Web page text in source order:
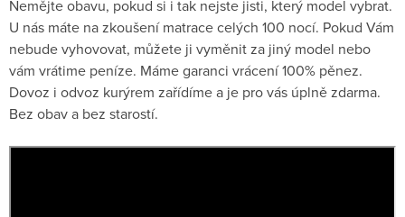
Nemějte obavu, pokud si i tak nejste jisti, který model vybrat.
U nás máte na zkoušení matrace celých 100 nocí. Pokud Vám
nebude vyhovovat, můžete ji vyměnit za jiný model nebo
vám vrátime peníze. Máme garanci vrácení 100% pěnez.
Dovoz i odvoz kurýrem zařídíme a je pro vás úplně zdarma.
Bez obav a bez starostí.